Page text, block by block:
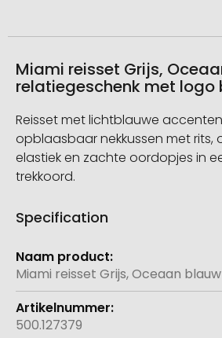
Miami reisset Grijs,
relatiegeschenk met logo
Reisset met lichtblauwe
opblaasbaar nekkussen met rits,
elastiek en zachte oordopjes in
trekkoord.
Specification
Meer
informatie
Miami reisset Grijs, Oceaan blauw
500.127379